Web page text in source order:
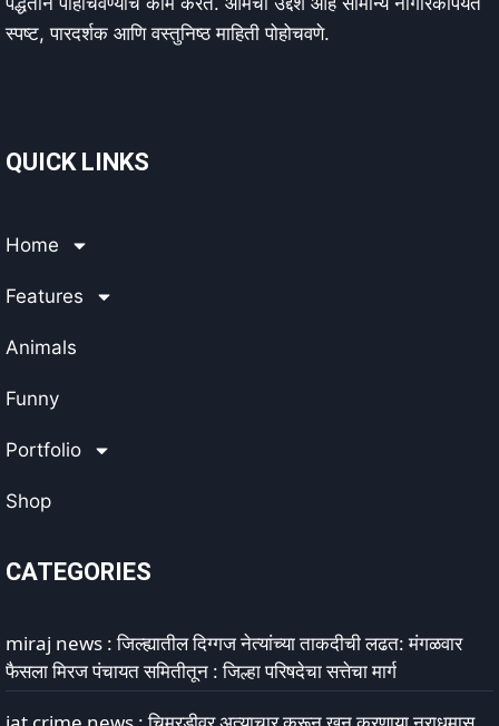
स्पष्ट, पारदर्शक आणि वस्तुनिष्ठ माहिती पोहोचवणे.
QUICK LINKS
Home
Features
Animals
Funny
Portfolio
Shop
CATEGORIES
miraj news : जिल्ह्यातील दिग्गज नेत्यांच्या ताकदीची लढत: मंगळवार
फैसला मिरज पंचायत समितीतून : जिल्हा परिषदेचा सत्तेचा मार्ग